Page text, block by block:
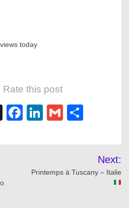
today
Rate this post
Snapchat
Facebook
LinkedIn
Gmail
Next:
Printemps à Tuscany – Italie